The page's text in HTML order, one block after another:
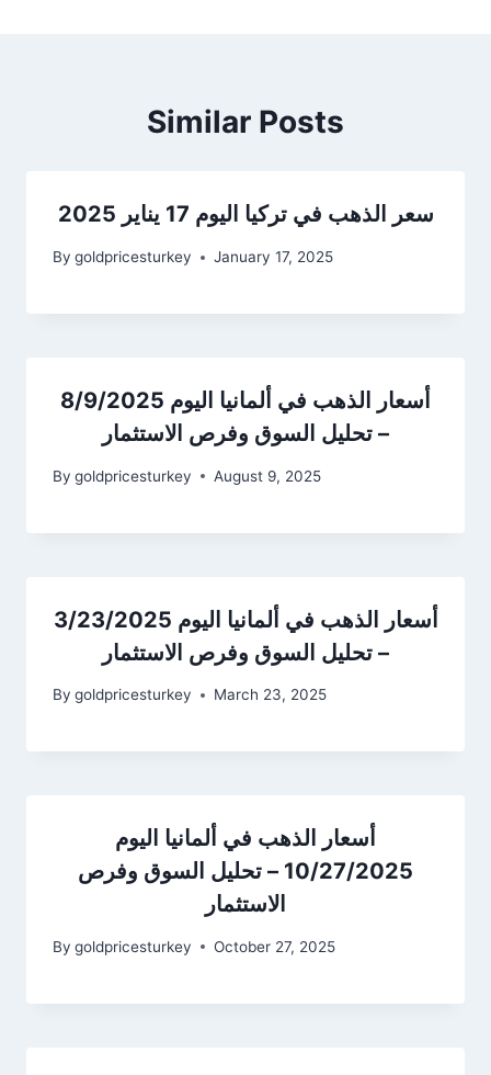
Similar Posts
سعر الذهب في تركيا اليوم 17 يناير 2025
By goldpricesturkey January 17, 2025
أسعار الذهب في ألمانيا اليوم 8/9/2025
– تحليل السوق وفرص الاستثمار
By goldpricesturkey August 9, 2025
أسعار الذهب في ألمانيا اليوم 3/23/2025
– تحليل السوق وفرص الاستثمار
By goldpricesturkey March 23, 2025
أسعار الذهب في ألمانيا اليوم
10/27/2025 – تحليل السوق وفرص
الاستثمار
By goldpricesturkey October 27, 2025